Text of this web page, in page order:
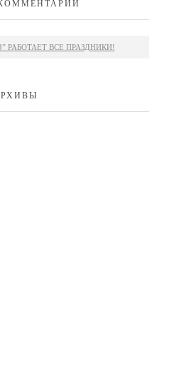
РАБОТАЕТ ВСЕ ПРАЗДНИКИ!